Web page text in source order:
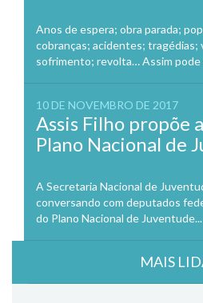
Anos de espera; obra parada;
cobranças; acidentes; tragédias;
sofrimento; revolta… Assim pode
10 DE NOVEMBRO DE 2017
Assis Filho propõe
Plano Nacional de
A Secretaria Nacional de
conversando com deputados
do Plano Nacional de Juventude...
MAIS